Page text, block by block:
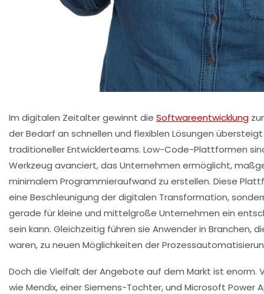
Im digitalen Zeitalter gewinnt die Softwareentwicklung
der Bedarf an schnellen und flexiblen Lösungen
traditioneller Entwicklerteams. Low-Code-Plattformen
Werkzeug avanciert, das Unternehmen ermöglicht,
minimalem Programmieraufwand zu erstellen. Diese
eine Beschleunigung der digitalen Transformation,
gerade für kleine und mittelgroße Unternehmen ein
sein kann. Gleichzeitig führen sie Anwender in Branchen,
waren, zu neuen Möglichkeiten der
Doch die Vielfalt der Angebote auf dem Markt ist enorm.
wie Mendix, einer Siemens-Tochter, und Microsoft Power